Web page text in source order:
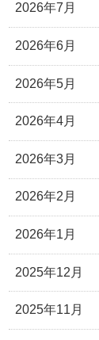
2026年7月
2026年6月
2026年5月
2026年4月
2026年3月
2026年2月
2026年1月
2025年12月
2025年11月